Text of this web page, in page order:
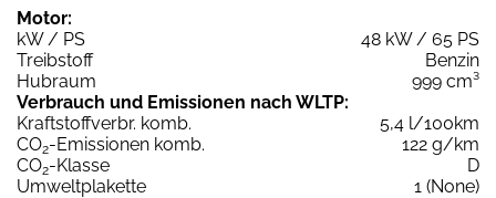
Motor:
kW / PS
48 kW / 65 PS
Treibstoff
Benzin
Hubraum
999 cm³
Verbrauch und Emissionen nach WLTP:
Kraftstoffverbr. komb.
5,4 l/100km
CO2-Emissionen komb.
122 g/km
CO2-Klasse
D
Umweltplakette
1 (None)